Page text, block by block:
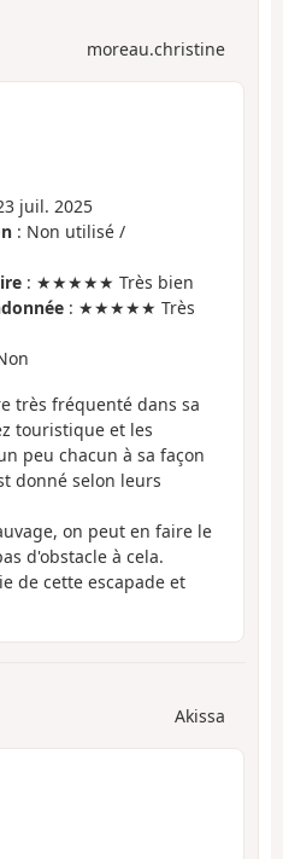
moreau.christine
juil. 2025
: Non utilisé /
: ★★★★★ Très bien
: ★★★★★ Très
très fréquenté dans sa
touristique et les
peu chacun à sa façon
donné selon leurs
on peut en faire le
d'obstacle à cela.
de cette escapade et
Akissa